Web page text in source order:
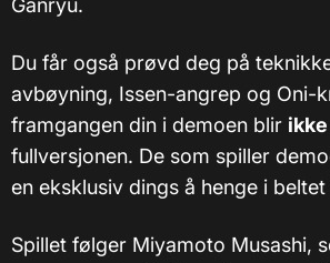
Ganryu.
Du får også prøvd deg på
avbøyning, Issen-angrep og Oni-
framgangen din i demoen blir ikke
fullversjonen. De som spiller
en eksklusiv dings å henge i
Spillet følger Miyamoto Musashi,